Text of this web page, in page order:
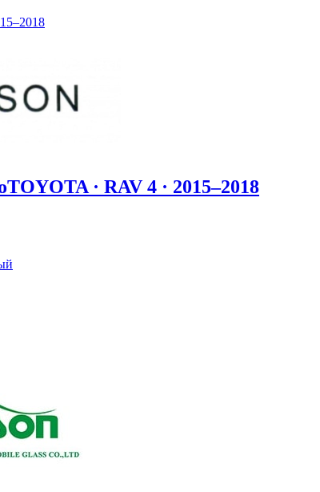
TOYOTA · RAV 4 · 2015–2018